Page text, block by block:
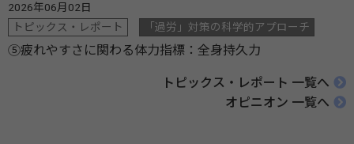
2026年06月02日
トピックス・レポート
「過労」対策の科学的アプローチ
⑤疲れやすさに関わる体力指標：全身持久力
トピックス・レポート 一覧へ
オピニオン 一覧へ